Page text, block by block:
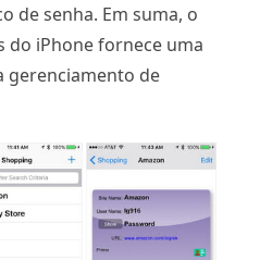
de senha. Em suma, o
do iPhone fornece uma
gerenciamento de